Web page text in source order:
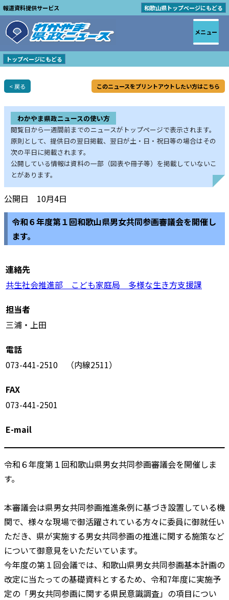
報道資料提供サービス 和歌山県トップページにもどる
トップページにもどる
< 戻る このニュースをプリントアウトしたい方はこちら
わかやま県政ニュースの使い方
閲覧日から一週間前までのニュースがトップページで表示されます。
原則として、提供日の翌日掲載、翌日が土・日・祝日等の場合はその
次の平日に掲載されます。
公開している情報は資料の一部（図表や冊子等）を掲載していないこ
とがあります。
公開日 10月4日
令和６年度第１回和歌山県男女共同参画審議会を開催し
ます。
連絡先
共生社会推進部 こども家庭局 多様な生き方支援課
担当者
三浦・上田
電話
073-441-2510 （内線2511）
FAX
073-441-2501
E-mail
令和６年度第１回和歌山県男女共同参画審議会を開催しま
す。
本審議会は県男女共同参画推進条例に基づき設置している機
関で、様々な現場で御活躍されている方々に委員に御就任い
ただき、県が実施する男女共同参画の推進に関する施策など
について御意見をいただいています。
今年度の第１回会議では、和歌山県男女共同参画基本計画の
改定に当たっての基礎資料とするため、令和7年度に実施予
定の「男女共同参画に関する県民意識調査」の項目につい
メニュー